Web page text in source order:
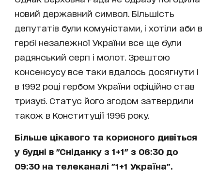
новий державний символ. Більшість
депутатів були комуністами, і хотіли аби в
гербі незалежної України все ще були
радянський серп і молот. Зрештою
консенсусу все таки вдалось досягнути і
в 1992 році гербом України офіційно став
тризуб. Статус його згодом затвердили
також в Конституції 1996 року.
Більше цікавого та корисного дивіться
у будні в "Сніданку з 1+1" з 06:30 до
09:30 на телеканалі "1+1 Україна".